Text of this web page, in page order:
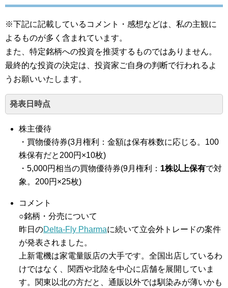
※下記に記載しているコメント・感想などは、私の主観に
よるものが多く含まれています。
また、特定銘柄への投資を推奨するものではありません。
最終的な投資の決定は、投資家ご自身の判断で行われるよ
うお願いいたします。
発表日時点
株主優待
・買物優待券(3月権利：金額は保有株数に応じる。100
株保有だと200円×10枚)
・5,000円相当の買物優待券(9月権利： 1株以上保有で対
象。200円×25枚)
コメント
○銘柄・分売について
昨日のDelta-Fly Pharmaに続いて立会外トレードの案件
が発表されました。
上新電機は家電量販店の大手です。全国出店しているわ
けではなく、関西や北陸を中心に店舗を展開していま
す。関東以北の方だと、通販以外では馴染みが薄いかも